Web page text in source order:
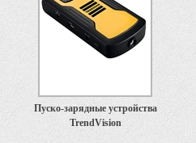
Пуско-зарядные устройства
TrendVision